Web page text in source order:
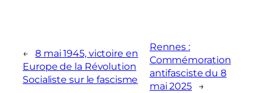
←
8 mai 1945, victoire en
Europe de la Révolution
Socialiste sur le fascisme
Rennes :
Commémoration
antifasciste du 8
mai 2025
→